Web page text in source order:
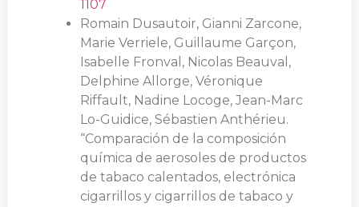
1107
Romain Dusautoir, Gianni Zarcone,
Marie Verriele, Guillaume Garçon,
Isabelle Fronval, Nicolas Beauval,
Delphine Allorge, Véronique
Riffault, Nadine Locoge, Jean-Marc
Lo-Guidice, Sébastien Anthérieu.
“Comparación de la composición
química de aerosoles de productos
de tabaco calentados, electrónica
cigarrillos y cigarrillos de tabaco y